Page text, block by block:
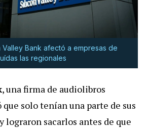
Valley Bank afectó a empresas de
las regionales
, una firma de audiolibros
solo tenían una parte de sus
lograron sacarlos antes de que